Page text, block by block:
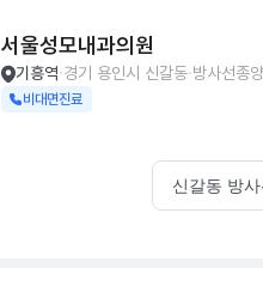
서울성모내과의원
기흥역 경기 용인시 신갈동 방사선종
비대면진료
신갈동 방